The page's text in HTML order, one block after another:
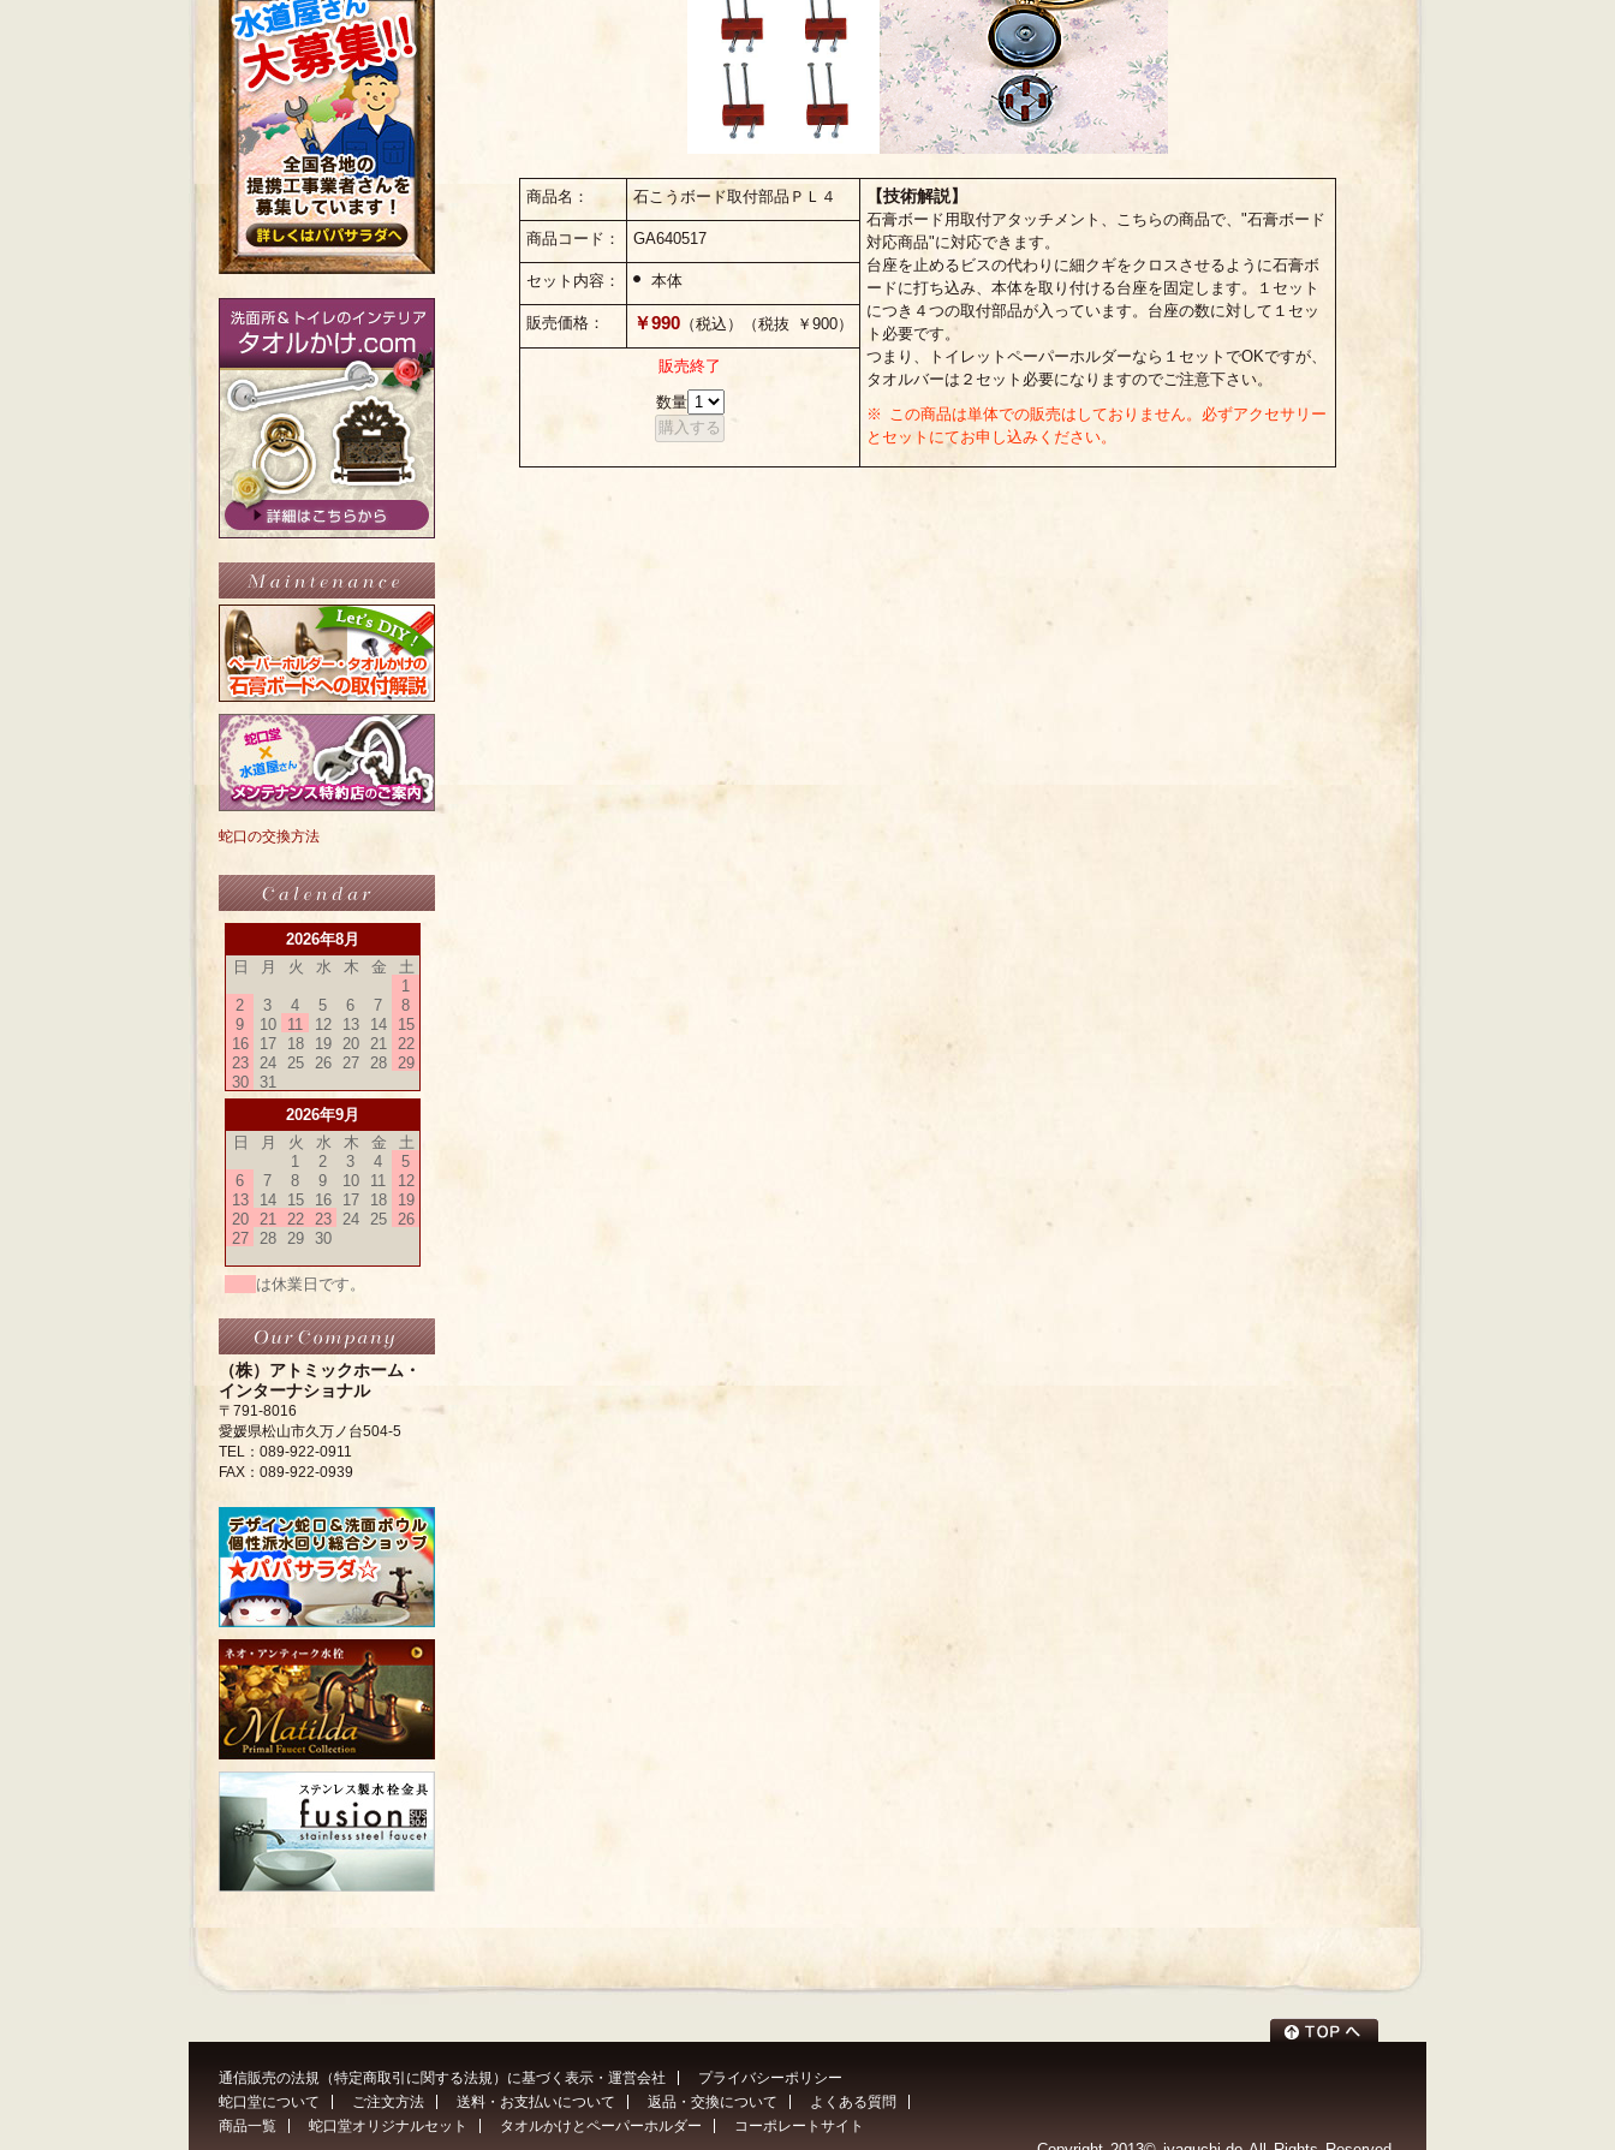
蛇口の交換方法
2026年8月
日
月 火 水 木 金
土
1
2
3 4 5 6 7
8
9
10 11 12 13 14
15
16
17 18 19 20 21
22
23
24 25 26 27 28
29
30
31
2026年9月
日
月 火 水 木 金
土
1
2 3 4
5
6
7 8 9 10 11
12
13
14 15 16 17 18
19
20
21 22 23 24 25
26
27
28 29 30
は休業日です。
（株）アトミックホーム・
インターナショナル
〒791-8016
愛媛県松山市久万ノ台504-5
TEL：089-922-0911
FAX：089-922-0939
商品名： 石こうボード取付部品ＰＬ４ 【技術解説】
石膏ボード用取付アタッチメント、こちらの商品で、"石膏ボード
対応商品"に対応できます。
台座を止めるビスの代わりに細クギをクロスさせるように石膏ボ
ードに打ち込み、本体を取り付ける台座を固定します。１セット
につき４つの取付部品が入っています。台座の数に対して１セッ
ト必要です。
つまり、トイレットペーパーホルダーなら１セットでOKですが、
タオルバーは２セット必要になりますのでご注意下さい。
※ この商品は単体での販売はしておりません。必ずアクセサリー
とセットにてお申し込みください。
商品コード： GA640517
セット内容： 本体
販売価格： ￥990 （税込）（税抜 ￥900）
販売終了
数量
通信販売の法規（特定商取引に関する法規）に基づく表示・運営会社
プライバシーポリシー
蛇口堂について
ご注文方法 送料・お支払いについて 返品・交換について
よくある質問
商品一覧
蛇口堂オリジナルセット タオルかけとペーパーホルダー コーポレートサイト